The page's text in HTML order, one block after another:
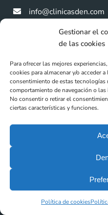
Gestionar el
de las cookies
Para ofrecer las mejores
cookies para almacenar y/o acceder
consentimiento de estas
comportamiento de navegación o
No consentir o retirar el
ciertas características y funciones.
Política de cookies
info@clinicasden.com
+34 932 18 80 80
+34 678 48 63 53